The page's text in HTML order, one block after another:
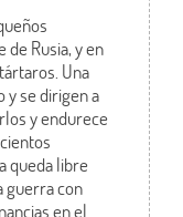
Rusia, y en
Una
y se dirigen a
y endurece
queda libre
guerra con
en el